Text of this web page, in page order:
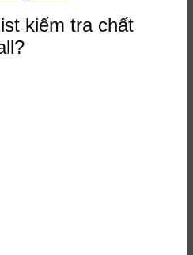
kiểm tra chất